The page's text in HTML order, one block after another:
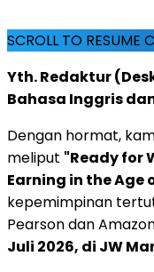
SCROLL TO RESUME
Yth. Redaktur
Bahasa Inggris
Dengan hormat,
meliput "Ready for
Earning in the Age
kepemimpinan
Pearson dan
Juli 2026, di JW